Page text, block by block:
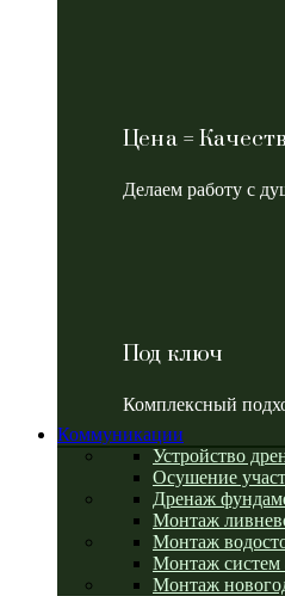
Цена =
Делаем работу с
Под ключ
Комплексный
Коммуникации
Устройство
Осушение
Дренаж
Монтаж
Монтаж
Монтаж систем
Монтаж